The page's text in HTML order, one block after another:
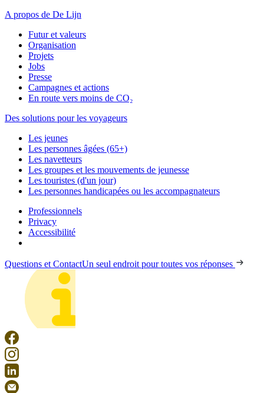
A propos de De Lijn
Futur et valeurs
Organisation
Projets
Jobs
Presse
Campagnes et actions
En route vers moins de CO₂
Des solutions pour les voyageurs
Les jeunes
Les personnes âgées (65+)
Les navetteurs
Les groupes et les mouvements de jeunesse
Les touristes (d'un jour)
Les personnes handicapées ou les accompagnateurs
Professionnels
Privacy
Accessibilité
Questions et ContactUn seul endroit pour toutes vos réponses